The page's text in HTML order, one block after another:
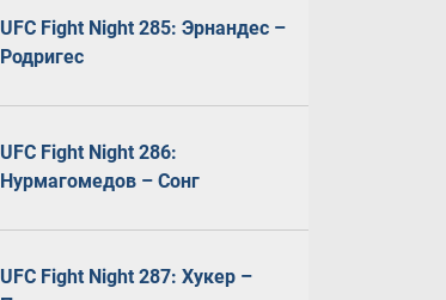
UFC Fight Night 285: Эрнандес –
Родригес
UFC Fight Night 286:
Нурмагомедов – Сонг
UFC Fight Night 287: Хукер –